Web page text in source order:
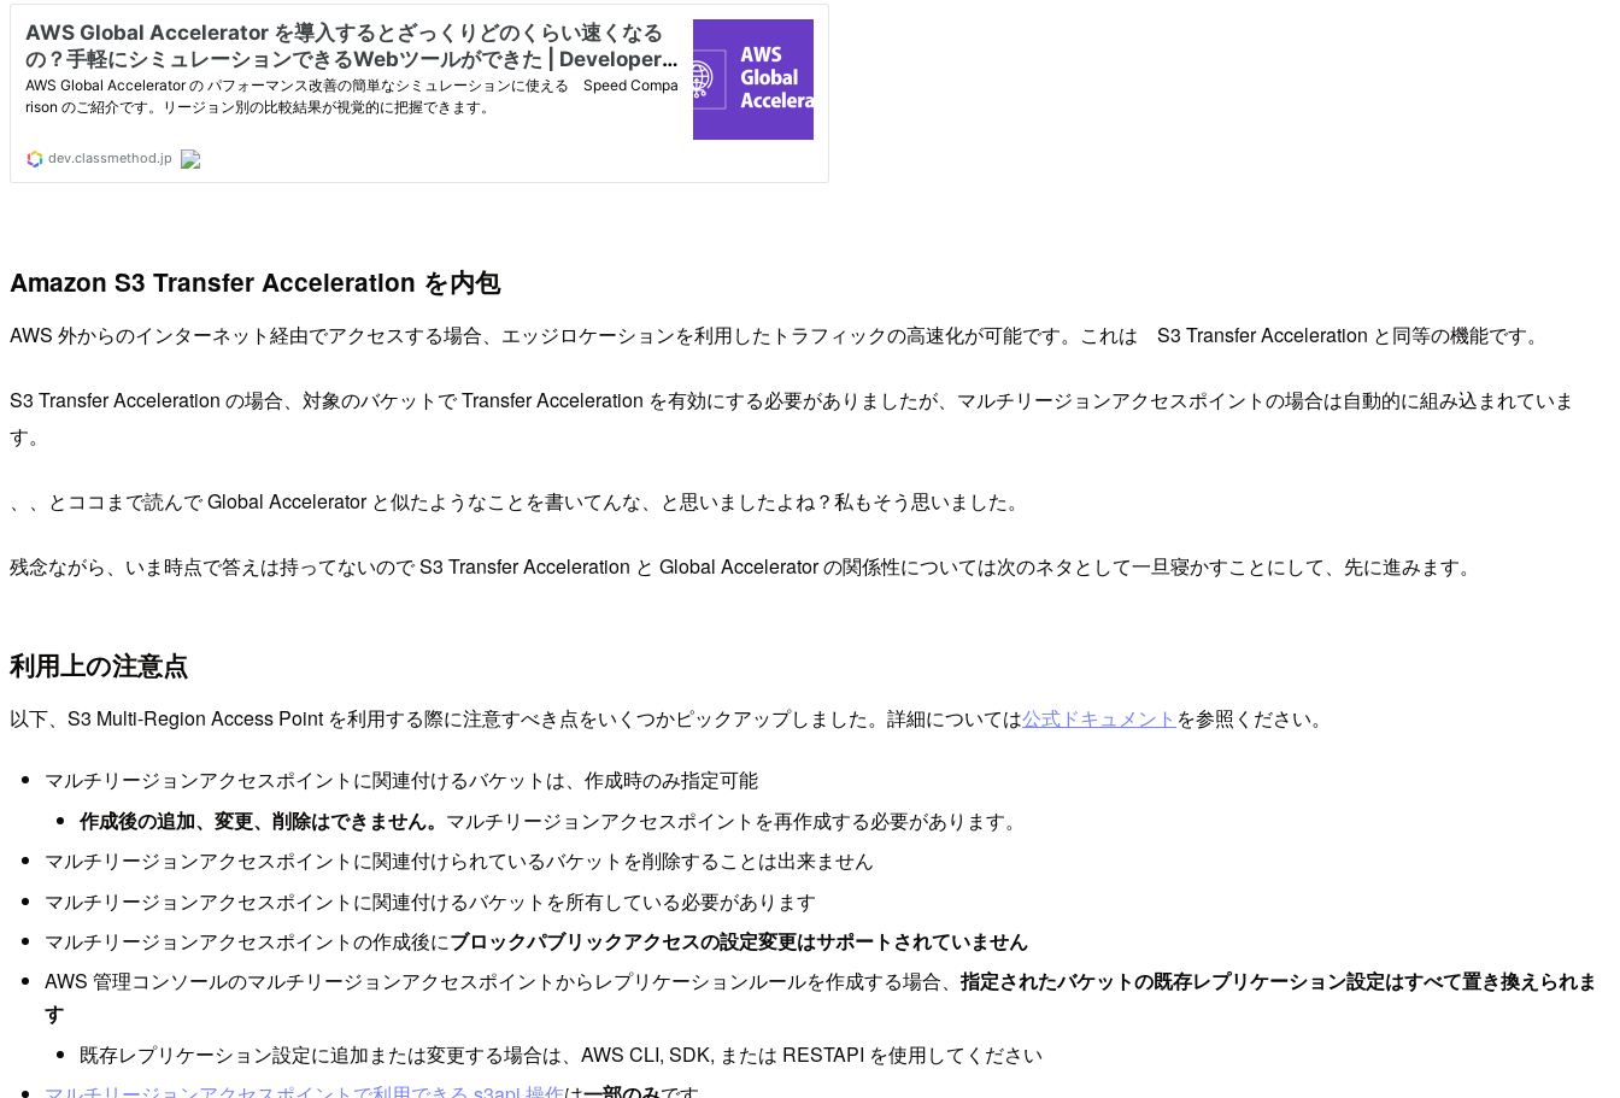
Amazon S3 Transfer Acceleration を内包
AWS 外からのインターネット経由でアクセスする場合、エッジロケーションを利用したトラフィックの高速化が可能です。これは S3 Transfer Acceleration と同等の機能です。
S3 Transfer Acceleration の場合、対象のバケットで Transfer Acceleration を有効にする必要がありましたが、マルチリージョンアクセスポイントの場合は自動的に組み込まれていま
す。
、、とココまで読んで Global Accelerator と似たようなことを書いてんな、と思いましたよね？私もそう思いました。
残念ながら、いま時点で答えは持ってないので S3 Transfer Acceleration と Global Accelerator の関係性については次のネタとして一旦寝かすことにして、先に進みます。
利用上の注意点
以下、S3 Multi-Region Access Point を利用する際に注意すべき点をいくつかピックアップしました。詳細については公式ドキュメント を参照ください。
マルチリージョンアクセスポイントに関連付けるバケットは、作成時のみ指定可能
作成後の追加、変更、削除はできません。 マルチリージョンアクセスポイントを再作成する必要があります。
マルチリージョンアクセスポイントに関連付けられているバケットを削除することは出来ません
マルチリージョンアクセスポイントに関連付けるバケットを所有している必要があります
マルチリージョンアクセスポイントの作成後にブロックパブリックアクセスの設定変更はサポートされていません
AWS 管理コンソールのマルチリージョンアクセスポイントからレプリケーションルールを作成する場合、指定されたバケットの既存レプリケーション設定はすべて置き換えられま
す
既存レプリケーション設定に追加または変更する場合は、AWS CLI, SDK, または RESTAPI を使用してください